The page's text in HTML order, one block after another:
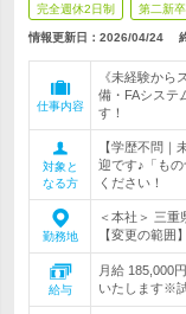
完全週休2日制 第二新
情報更新日：2026/04/24
仕事内容
《未経験か
備・FAシステ
す！
対象と
なる方
【学歴不問｜
迎です♪「も
ください！
勤務地
＜本社＞ 三
【変更の範囲
給与
月給 185,000
いたします※